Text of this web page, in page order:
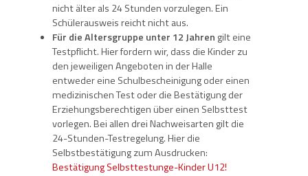
nicht älter als 24 Stunden vorzulegen. Ein
Schülerausweis reicht nicht aus.
Für die Altersgruppe unter 12 Jahren gilt eine
Testpflicht. Hier fordern wir, dass die Kinder zu
den jeweiligen Angeboten in der Halle
entweder eine Schulbescheinigung oder einen
medizinischen Test oder die Bestätigung der
Erziehungsberechtigen über einen Selbsttest
vorlegen. Bei allen drei Nachweisarten gilt die
24-Stunden-Testregelung. Hier die
Selbstbestätigung zum Ausdrucken:
Bestätigung Selbsttestunge-Kinder U12!